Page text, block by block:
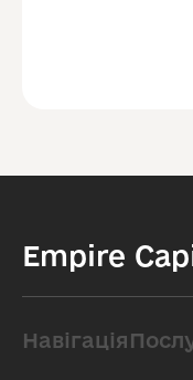
Empire
Навігація